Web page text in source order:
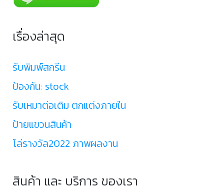
เรื่องล่าสุด
รับพิมพ์สกรีน
ป้องกัน: stock
รับเหมาต่อเติม ตกแต่งภายใน
ป้ายแขวนสินค้า
โล่รางวัล2022 ภาพผลงาน
สินค้า และ บริการ ของเรา